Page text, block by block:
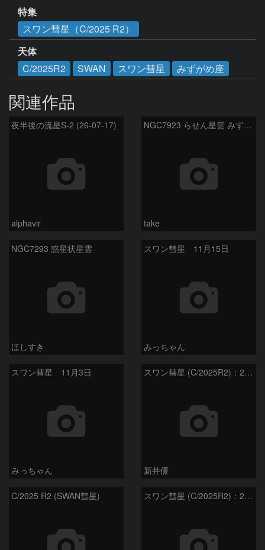
特集
スワン彗星（C/2025 R2）
天体
C/2025R2
SWAN スワン彗星 みずがめ座
関連作品
夜半後の流星S-2 (26-07-17)
alphavir
NGC7923 らせん星雲 みずがめ座
take
NGC7293 惑星状星雲
ほしすき
スワン彗星 11月15日
みっちゃん
スワン彗星 11月3日
みっちゃん
スワン彗星 (C/2025R2)：2026/01/27
新井優
C/2025 R2 (SWAN彗星) スワン彗星 (C/2025R2)：2026/01/20